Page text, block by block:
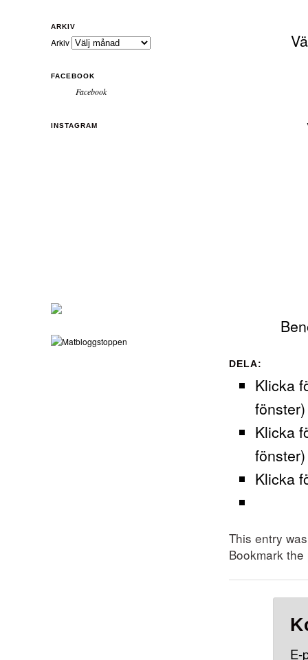
DELA:
Klicka
fönster)
Klicka
fönster)
Klicka
This entry
Bookmark the
E-
ARKIV
Arkiv
FACEBOOK
Facebook
INSTAGRAM